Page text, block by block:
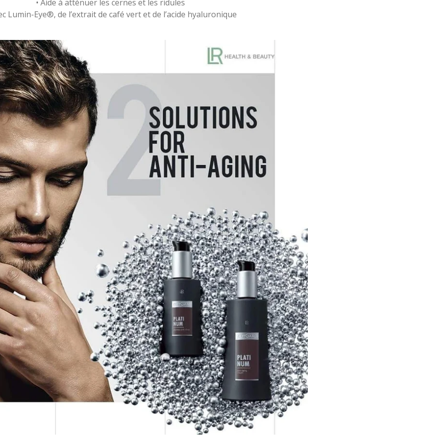
• Aide à atténuer les cernes et les ridules
Lumin-Eye®, de l’extrait de café vert et de l’acide hyaluronique